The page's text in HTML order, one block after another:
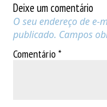
Deixe um comentário
O seu endereço de e-
publicado. Campos
Comentário*